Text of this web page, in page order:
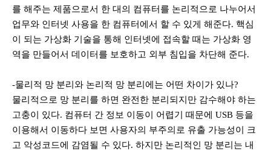
를 해주는 제품으로서 한 대의 컴퓨터를 논리적으로 나누어서
업무와 인터넷 사용을 한 컴퓨터에서 할 수 있게 해준다. 핵심
이 되는 가상화 기술을 통해 인터넷에 접속할 때는 가상화 영
역을 만들어서 데이터를 보호하고 외부 침입을 차단해 준다.
-물리적 망 분리와 논리적 망 분리에는 어떤 차이가 있나?
물리적으로 망 분리를 하면 완전한 분리되지만 감수해야 하는
고충이 있다. 컴퓨터 간 정보 이동이 어렵기 때문에 USB 등을
이용해서 이동하다 보면 사용자의 부주의로 유출 가능성이 크
고 악성코드에 감염될 수 있다. 하지만 논리적인 망 분리는 내